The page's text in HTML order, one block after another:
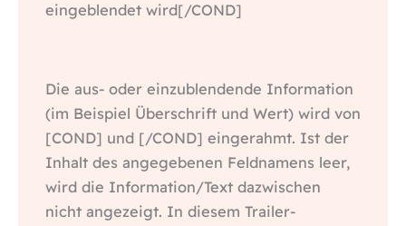
eingeblendet wird[/COND]
Die aus- oder einzublendende Information
(im Beispiel Überschrift und Wert) wird von
[COND] und [/COND] eingerahmt. Ist der
Inhalt des angegebenen Feldnamens leer,
wird die Information/Text dazwischen
nicht angezeigt. In diesem Trailer-